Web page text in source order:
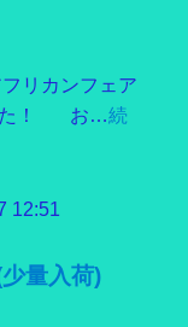
リカンフェア
した！ お…続
12:51
量入荷)